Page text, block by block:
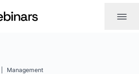
|||
Management